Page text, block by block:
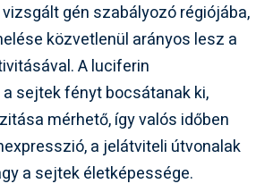
gén szabályozó régiójába,
közvetlenül arányos lesz a
A luciferin
sejtek fényt bocsátanak ki,
mérhető, így valós időben
a jelátviteli útvonalak
a sejtek életképessége.